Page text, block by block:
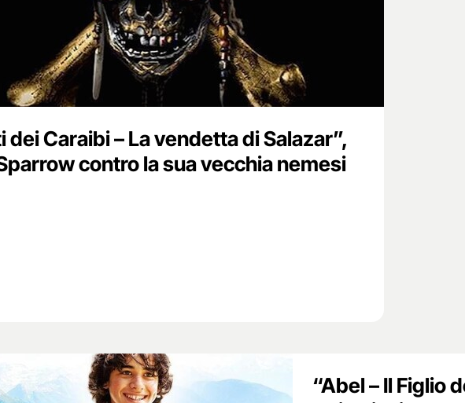
dei Caraibi – La vendetta di Salazar”,
contro la sua vecchia nemesi
“Abel – Il Figlio